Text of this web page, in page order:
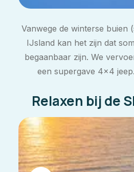
Vanwege de winterse buien
IJsland kan het zijn dat
begaanbaar zijn. We
een supergave 4×4
Relaxen bij de